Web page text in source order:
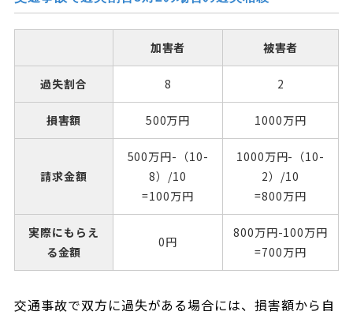
加害者 被害者
過失割合 8 2
損害額 500万円 1000万円
請求金額
500万円-（10-
8）/10
=100万円
1000万円-（10-
2）/10
=800万円
実際にもらえ
る金額
0円
800万円-100万円
=700万円
交通事故で双方に過失がある場合には、損害額から自